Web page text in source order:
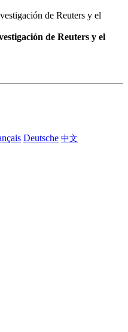
de Reuters y el
Deutsche 中文